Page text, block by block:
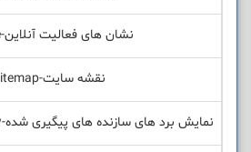
نشان های فعالیت آنلاین-badge
نقشه سایت-sitemap
نمایش برد های سازنده های پیگیری شده-boardfollowingshow